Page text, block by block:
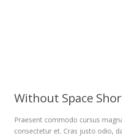
Ελληνικα
Without Space
Praesent commodo cursus
consectetur et. Cras justo odio,